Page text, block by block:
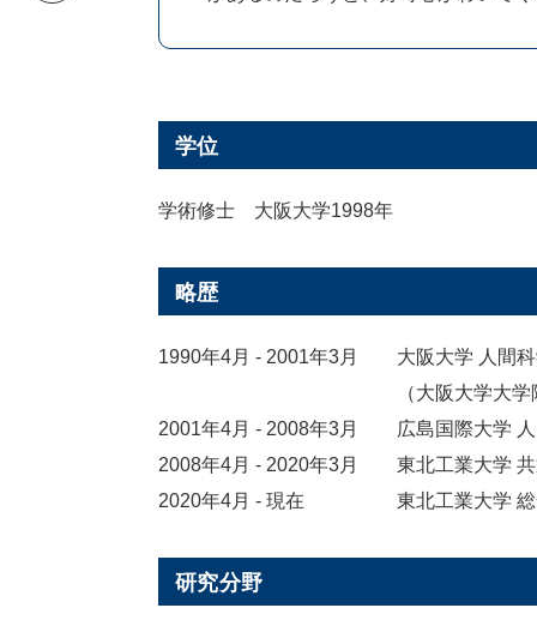
学位
学術修士 大阪大学1998年
略歴
1990年4月 - 2001年3月
大阪大学 人間
（大阪大学大
2001年4月 - 2008年3月
広島国際大学
2008年4月 - 2020年3月
東北工業大学
2020年4月 - 現在
東北工業大学
研究分野